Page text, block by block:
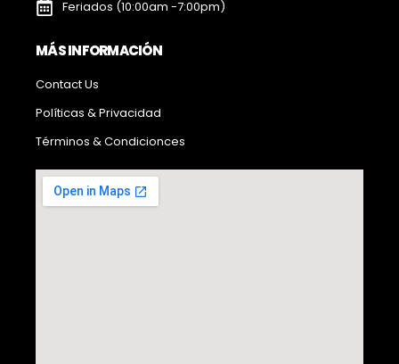
Feriados (10:00am -7:00pm)
MÁS INFORMACIÓN
Contact Us
Políticas & Privacidad
Términos & Condicionces